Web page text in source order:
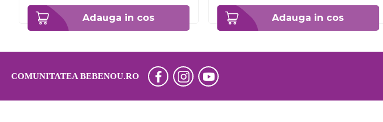
Adauga in cos Adauga in cos
COMUNITATEA BEBENOU.RO